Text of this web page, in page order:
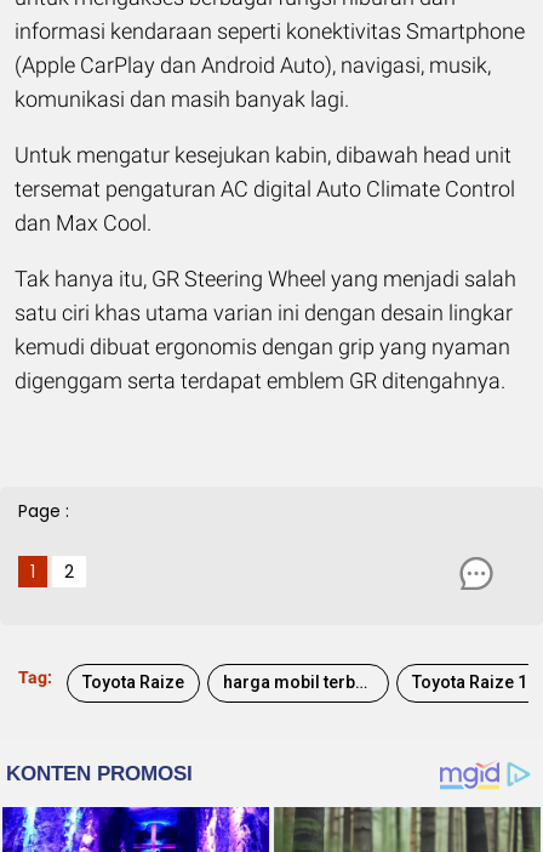
informasi kendaraan seperti konektivitas Smartphone
(Apple CarPlay dan Android Auto), navigasi, musik,
komunikasi dan masih banyak lagi.
Untuk mengatur kesejukan kabin, dibawah head unit
tersemat pengaturan AC digital Auto Climate Control
dan Max Cool.
Tak hanya itu, GR Steering Wheel yang menjadi salah
satu ciri khas utama varian ini dengan desain lingkar
kemudi dibuat ergonomis dengan grip yang nyaman
digenggam serta terdapat emblem GR ditengahnya.
Page :
1 2
Tag: Toyota Raize harga mobil terbaru